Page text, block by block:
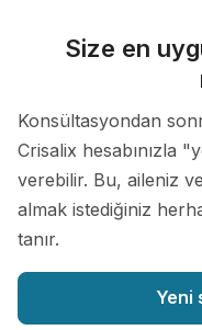
Size en
Konsültasyondan
Crisalix hesabınızla
verebilir. Bu, aileniz
almak istediğiniz
tanır.
Yeni